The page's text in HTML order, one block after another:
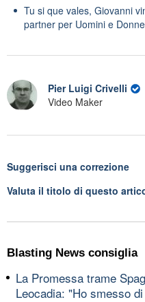
Tu si que vales, Giovanni
partner per Uomini e
Pier Luigi Crivelli
Video Maker
Suggerisci una correzione
Valuta il titolo di questo
Blasting News consiglia
La Promessa trame
Leocadia: "Ho smesso